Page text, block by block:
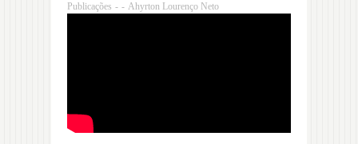
Publicações - - Ahyrton Lourenço Neto